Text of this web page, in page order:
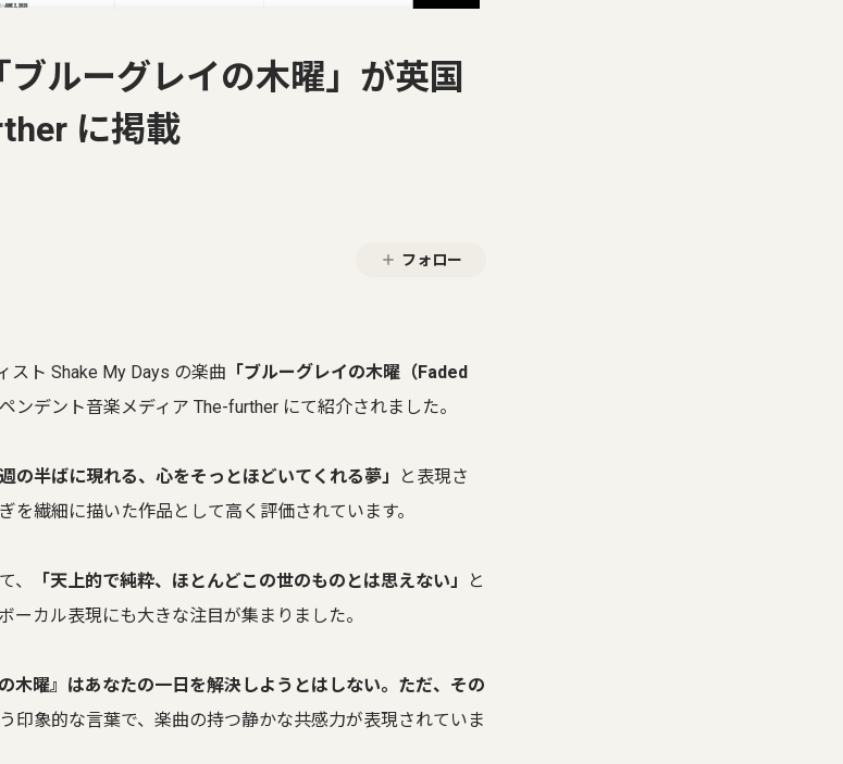
ルーグレイの木曜」が英国
に掲載
フォロー
スト Shake My Days の楽曲 「ブルーグレイの木曜（Faded
ンデント音楽メディア The-further にて紹介されました。
週の半ばに現れる、心をそっとほどいてくれる夢」
と表現さ
を繊細に描いた作品として高く評価されています。
、 「天上的で純粋、ほとんどこの世のものとは思えない」
と
ーカル表現にも大きな注目が集まりました。
木曜』はあなたの一日を解決しようとはしない。ただ、その
印象的な言葉で、楽曲の持つ静かな共感力が表現されていま